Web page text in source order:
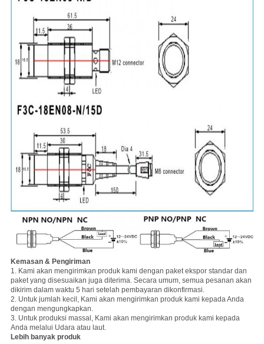
Kemasan & Pengiriman
1. Kami akan mengirimkan produk kami dengan paket ekspor standar dan
paket yang disesuaikan juga diterima. Secara umum, semua pesanan akan
dikirim dalam waktu 5 hari setelah pembayaran dikonfirmasi.
2. Untuk jumlah kecil, Kami akan mengirimkan produk kami kepada Anda
dengan mengungkapkan.
3. Untuk produksi massal, Kami akan mengirimkan produk kami kepada
Anda melalui Udara atau laut.
Lebih banyak produk